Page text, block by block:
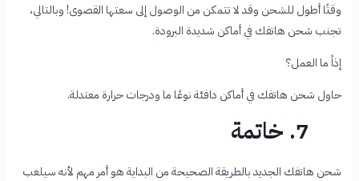
وقتًا أطول للشحن وقد لا تتمكن من الوصول إلى سعتها القصوى! وبالتالي،
تجنب شحن هاتفك في أماكن شديدة البرودة.
إذاً ما العمل؟
حاول شحن هاتفك في أماكن دافئة نوعًا ما ودرجات حرارة معتدلة.
7. خاتمة
شحن هاتفك الجديد بالطريقة الصحيحة من البداية هو أمر مهم لأنه سيلعب